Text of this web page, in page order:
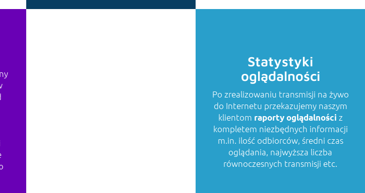
Statystyki
oglądalności
Po zrealizowaniu transmisji na żywo
do Internetu przekazujemy naszym
klientom raporty oglądalności z
kompletem niezbędnych informacji
m.in. ilość odbiorców, średni czas
oglądania, najwyższa liczba
równoczesnych transmisji etc.